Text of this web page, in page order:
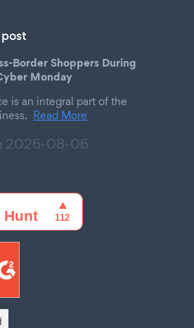
Border Shoppers During
Monday
is an integral part of the
Read More
2026-08-06